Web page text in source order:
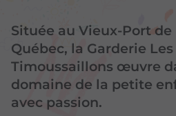
Située au Vieux-Port de
Québec, la Garderie Les
Timoussaillons œuvre
domaine de la petite
avec passion.